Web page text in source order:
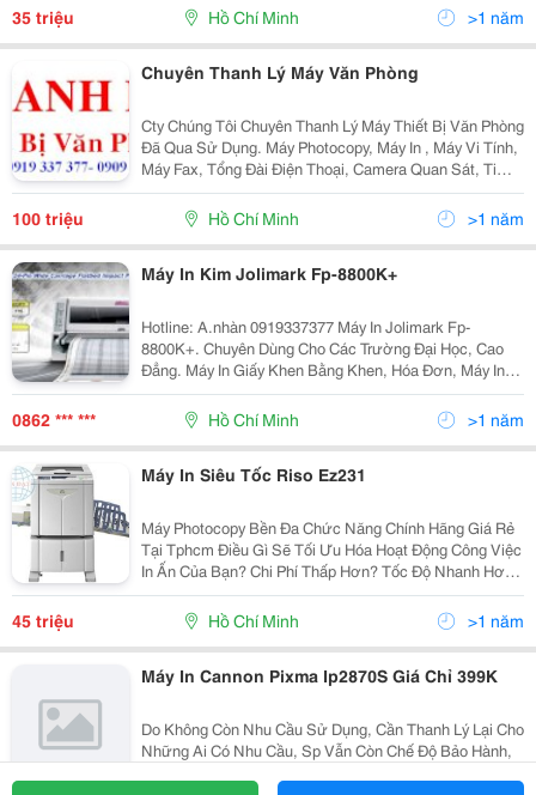
35 triệu Hồ Chí Minh >1 năm
Chuyên Thanh Lý Máy Văn Phòng
Cty Chúng Tôi Chuyên Thanh Lý Máy Thiết Bị Văn Phòng
Đã Qua Sử Dụng. Máy Photocopy, Máy In , Máy Vi Tính,
Máy Fax, Tổng Đài Điện Thoại, Camera Quan Sát, Ti
Vi.... Thủ Tục Nhanh Gọn. Thanh Toán Tiền 1 Lần.
Không Ngại Xa. Thanh Lý Đúng...
100 triệu Hồ Chí Minh >1 năm
Máy In Kim Jolimark Fp-8800K+
Hotline: A.nhàn 0919337377 Máy In Jolimark Fp-
8800K+. Chuyên Dùng Cho Các Trường Đại Học, Cao
Đẳng. Máy In Giấy Khen Bằng Khen, Hóa Đơn, Máy In
Bằng Khen Khổ A3, Máy In Giấy Khen Khổ A3, Máy In
Bằng Tốt Nghiệp, Máy Chuyên
0862 *** *** Hồ Chí Minh >1 năm
Máy In Siêu Tốc Riso Ez231
Máy Photocopy Bền Đa Chức Năng Chính Hãng Giá Rẻ
Tại Tphcm Điều Gì Sẽ Tối Ưu Hóa Hoạt Động Công Việc
In Ấn Của Bạn? Chi Phí Thấp Hơn? Tốc Độ Nhanh Hơn?
Chất Lượng Hình Ảnh Cao Hơn? Dòng Riso Ez Sao
Chép Kỹ Thuật Số Cung Cấp Chi Phí Vận...
45 triệu Hồ Chí Minh >1 năm
Máy In Cannon Pixma Ip2870S Giá Chỉ 399K
Do Không Còn Nhu Cầu Sử Dụng, Cần Thanh Lý Lại Cho
Những Ai Có Nhu Cầu, Sp Vẫn Còn Chế Độ Bảo Hành,